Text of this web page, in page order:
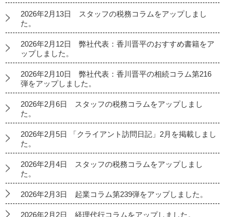
2026年2月13日 スタッフの税務コラムをアップしまし
た。
2026年2月12日 弊社代表：香川晋平のおすすめ書籍をア
ップしました。
2026年2月10日 弊社代表：香川晋平の相続コラム第216
弾をアップしました。
2026年2月6日 スタッフの税務コラムをアップしまし
た。
2026年2月5日 「クライアント訪問日記」2月を掲載しまし
た。
2026年2月4日 スタッフの税務コラムをアップしまし
た。
2026年2月3日 起業コラム第239弾をアップしました。
2026年2月2日 経理代行コラムをアップしました。